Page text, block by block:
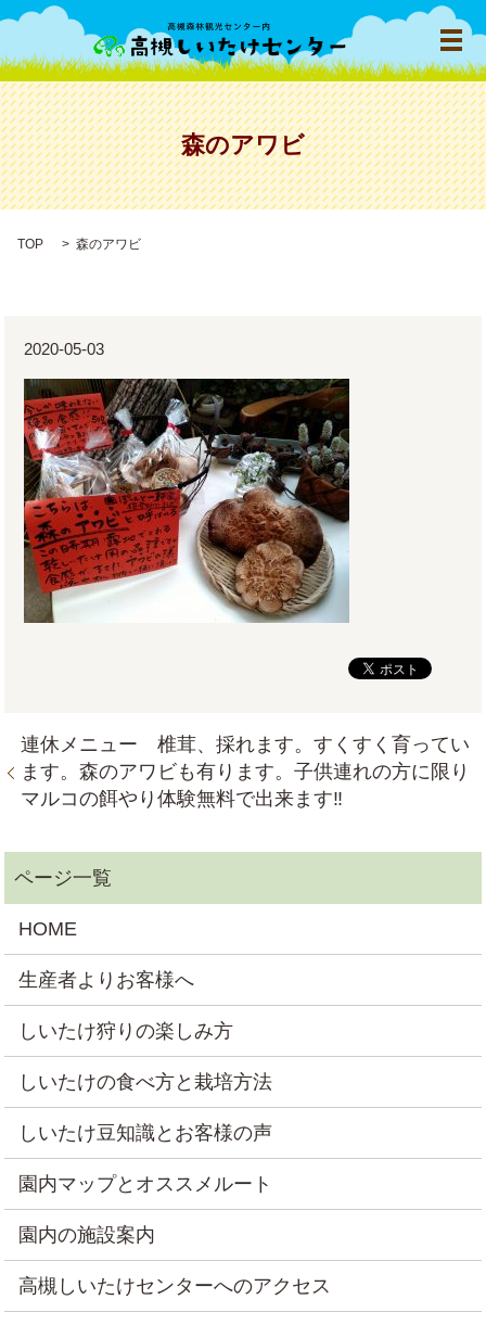
メ
森のアワビ
TOP 森のアワビ
2020-05-03
連休メニュー 椎茸、採れます。すくすく育ってい
ます。森のアワビも有ります。子供連れの方に限り
マルコの餌やり体験無料で出来ます‼
HOME
生産者よりお客様へ
しいたけ狩りの楽しみ方
しいたけの食べ方と栽培方法
しいたけ豆知識とお客様の声
園内マップとオススメルート
園内の施設案内
高槻しいたけセンターへのアクセス